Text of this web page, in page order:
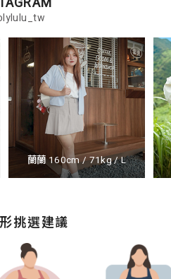
蘭蘭 160cm / 71kg / L
挑選建議